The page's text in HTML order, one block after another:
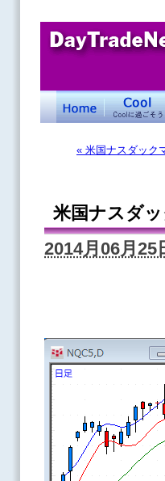
« 米国ナスダック
米国ナスダッ
2014月06月25